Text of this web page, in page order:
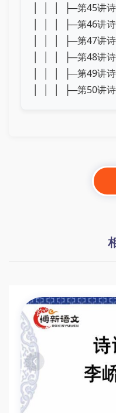
│ │ │ ├─第45讲
│ │ │ ├─第46讲
│ │ │ ├─第47讲
│ │ │ ├─第48讲
│ │ │ ├─第49讲
│ │ │ ├─第50讲